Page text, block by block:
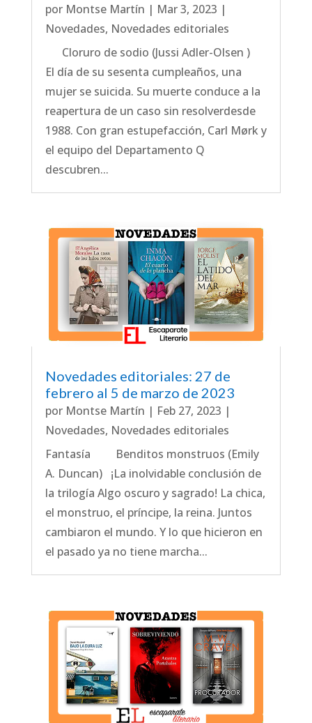
por Montse Martín | Mar 3, 2023 |
Novedades, Novedades editoriales
Cloruro de sodio (Jussi Adler-Olsen )
El día de su sesenta cumpleaños, una
mujer se suicida. Su muerte conduce a la
reapertura de un caso sin resolverdesde
1988. Con gran estupefacción, Carl Mørk y
el equipo del Departamento Q
descubren...
Novedades editoriales: 27 de
febrero al 5 de marzo de 2023
por Montse Martín | Feb 27, 2023 |
Novedades, Novedades editoriales
Fantasía Benditos monstruos (Emily
A. Duncan) ¡La inolvidable conclusión de
la trilogía Algo oscuro y sagrado! La chica,
el monstruo, el príncipe, la reina. Juntos
cambiaron el mundo. Y lo que hicieron en
el pasado ya no tiene marcha...